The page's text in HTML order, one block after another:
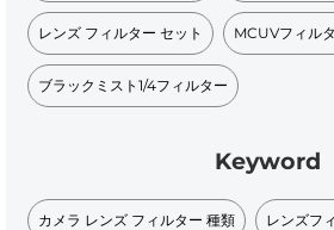
レンズ フィルター セット MCUVフィル
ブラックミスト1/4フィルター
Keyword
カメラ レンズ フィルター 種類 レンズフ